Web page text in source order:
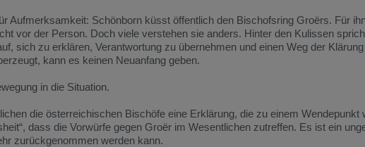
Aufmerksamkeit: Schönborn küsst öffentlich den Bischofsring Groërs. Für
vor der Person. Doch viele verstehen sie anders. Hinter den Kulissen
sich zu erklären, Verantwortung zu übernehmen und einen Weg der Klärung
kann es keinen Neuanfang geben.
in die Situation.
die österreichischen Bischöfe eine Erklärung, die zu einem Wendepunkt
dass die Vorwürfe gegen Groër im Wesentlichen zutreffen. Es ist ein
zurückgenommen werden kann.